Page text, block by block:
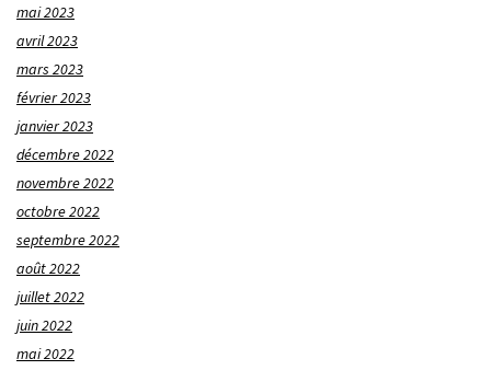
mai 2023
avril 2023
mars 2023
février 2023
janvier 2023
décembre 2022
novembre 2022
octobre 2022
septembre 2022
août 2022
juillet 2022
juin 2022
mai 2022